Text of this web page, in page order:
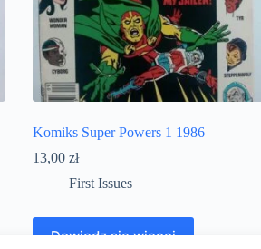
Komiks Super Powers 1 1986
13,00 zł
First Issues
Dowiedz się więcej